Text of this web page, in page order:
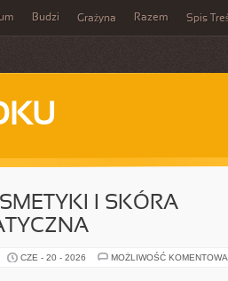
Budzi Grażyna Razem Spis
I SKÓRA
CZE - 20 - 2026 MOŻLIWOŚĆ